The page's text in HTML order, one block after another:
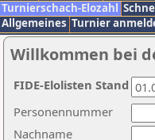
Turnierschach-Elozahl
Allgemeines Turnier
Willkommen bei
Nachname
Personennummer
FIDE-Elolisten Stand